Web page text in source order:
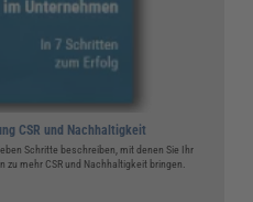
CSR und Nachhaltigkeit
Schritte beschreiben, mit denen Sie Ihr
zu mehr CSR und Nachhaltigkeit bringen.